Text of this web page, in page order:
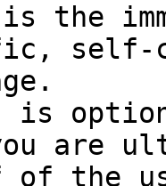
the
self-
is
are
of the